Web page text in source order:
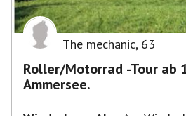
The mechanic, 63
Roller/Motorrad -Tour ab
Ammersee.